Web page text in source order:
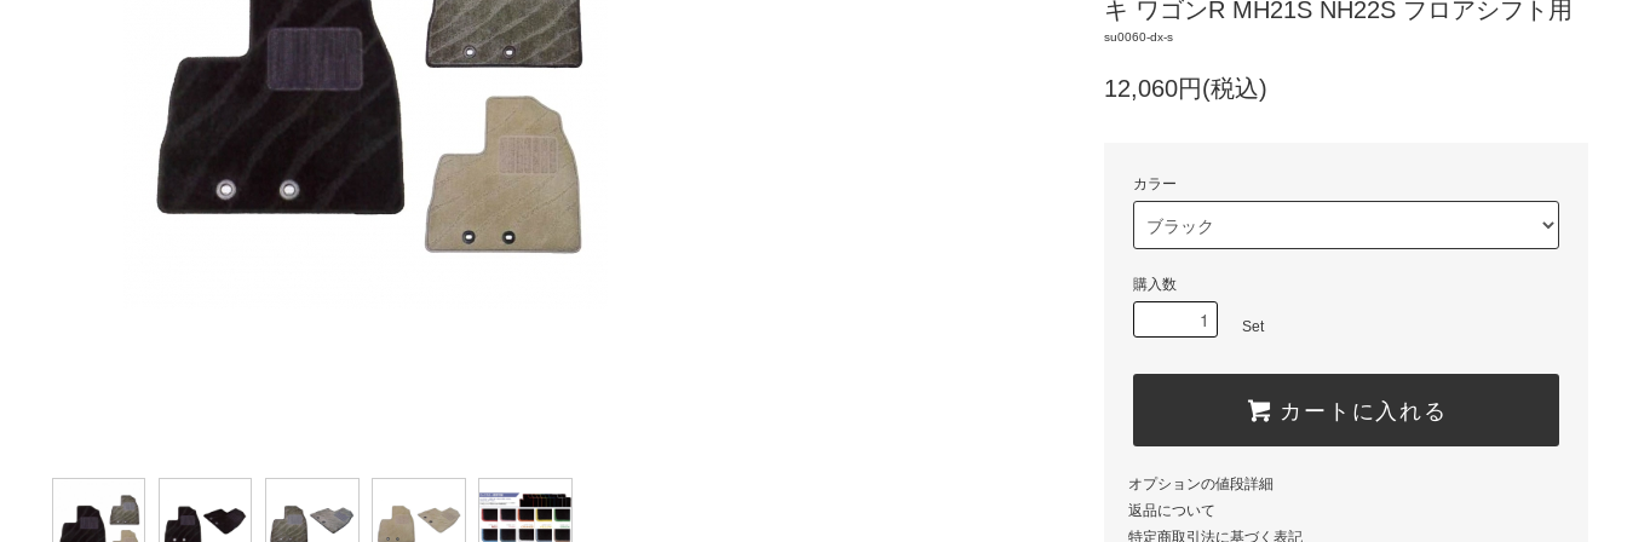
キ ワゴンR MH21S NH22S フロアシフト用
su0060-dx-s
12,060円(税込)
カラー
購入数
Set
カートに入れる
オプションの値段詳細
返品について
特定商取引法に基づく表記